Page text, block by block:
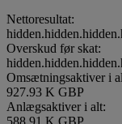
Nettoresultat:
Overskud før skat:
Omsætningsaktiver i
927.93 K GBP
Anlægsaktiver i alt: